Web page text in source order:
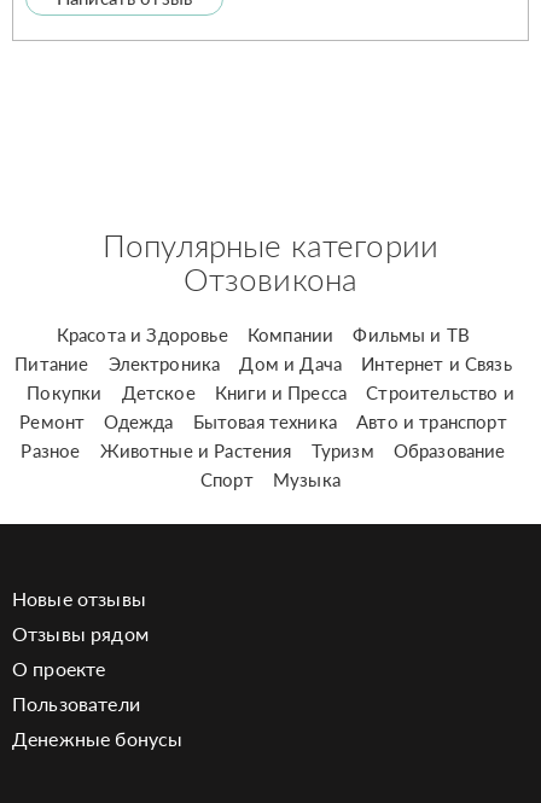
Популярные категории
Отзовикона
Красота и Здоровье Компании
Фильмы и ТВ
Питание
Электроника Дом и Дача
Интернет и Связь
Покупки
Детское Книги и Пресса
Строительство и
Ремонт
Одежда Бытовая техника
Авто и транспорт
Разное
Животные и Растения Туризм
Образование
Спорт
Музыка
Новые отзывы
Отзывы рядом
О проекте
Пользователи
Денежные бонусы